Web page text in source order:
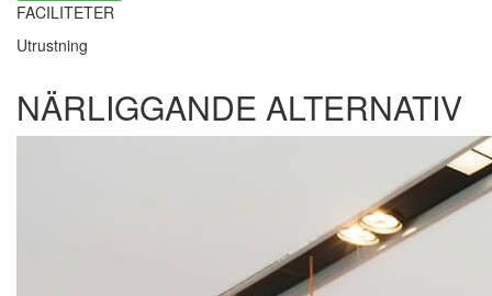
FACILITETER
Utrustning
NÄRLIGGANDE ALTERNATIV